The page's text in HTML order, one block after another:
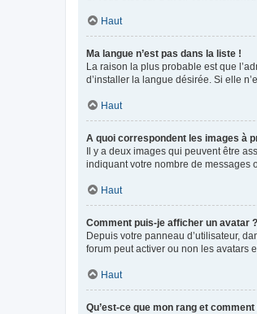
Haut
Ma langue n’est pas dans la liste !
La raison la plus probable est que
d’installer la langue désirée. Si elle
Haut
A quoi correspondent les images à
Il y a deux images qui peuvent être
indiquant votre nombre de messages
Haut
Comment puis-je afficher un avatar ?
Depuis votre panneau d’utilisateur,
forum peut activer ou non les avatars
Haut
Qu’est-ce que mon rang et